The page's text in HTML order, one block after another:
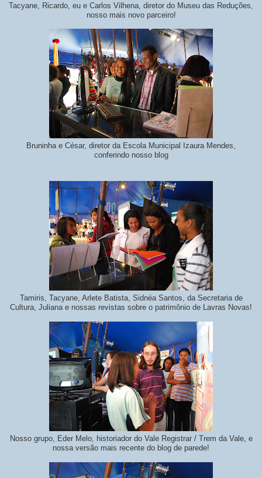
Tacyane, Ricardo, eu e Carlos Vilhena, diretor do Museu das Reduções,
nosso mais novo parceiro!
Bruninha e César, diretor da Escola Municipal Izaura Mendes,
conferindo nosso blog
Tamiris, Tacyane, Arlete Batista, Sidnéa Santos, da Secretaria de
Cultura, Juliana e nossas revistas sobre o patrimônio de Lavras Novas!
Nosso grupo, Eder Melo, historiador do Vale Registrar / Trem da Vale, e
nossa versão mais recente do blog de parede!